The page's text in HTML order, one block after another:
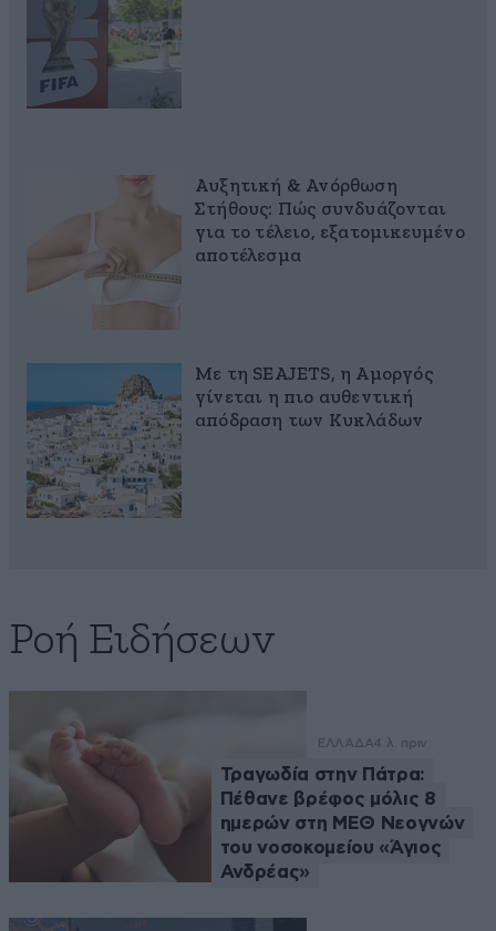
Αυξητική & Ανόρθωση
Στήθους: Πώς συνδυάζονται
για το τέλειο, εξατομικευμένο
αποτέλεσμα
Με τη SEAJETS, η Αμοργός
γίνεται η πιο αυθεντική
απόδραση των Κυκλάδων
Ροή Ειδήσεων
ΕΛΛΑΔΑ4 λ. πριν
Τραγωδία στην Πάτρα:
Πέθανε βρέφος μόλις 8
ημερών στη ΜΕΘ Νεογνών
του νοσοκομείου «Άγιος
Ανδρέας»